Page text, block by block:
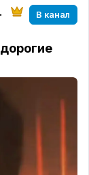
В канал